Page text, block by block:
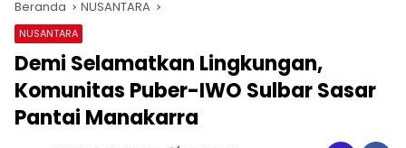
Beranda NUSANTARA
NUSANTARA
Demi Selamatkan Lingkungan,
Komunitas Puber-IWO Sulbar Sasar
Pantai Manakarra